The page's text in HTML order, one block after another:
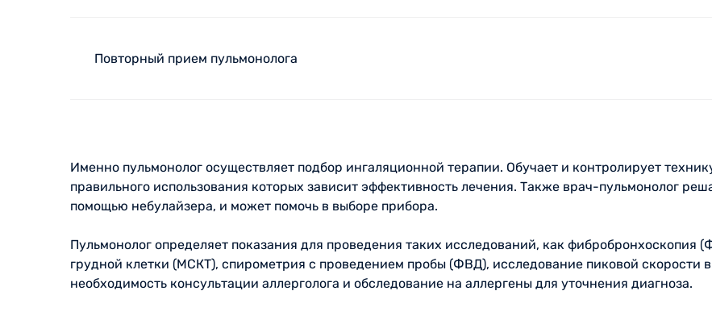
Повторный прием пульмонолога
Именно пульмонолог осуществляет подбор ингаляционной терапии. Обучает и контролирует
правильного использования которых зависит эффективность лечения. Также врач-пульмонолог
помощью небулайзера, и может помочь в выборе прибора.
Пульмонолог определяет показания для проведения таких исследований, как фибробронхоскопия
грудной клетки (МСКТ), спирометрия с проведением пробы (ФВД), исследование пиковой скорости
необходимость консультации аллерголога и обследование на аллергены для уточнения диагноза.